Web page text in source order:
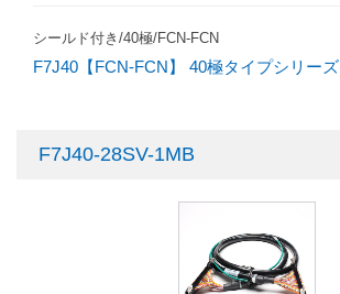
シールド付き/40極/FCN-FCN
F7J40【FCN-FCN】 40極タイプシリーズ
F7J40-28SV-1MB